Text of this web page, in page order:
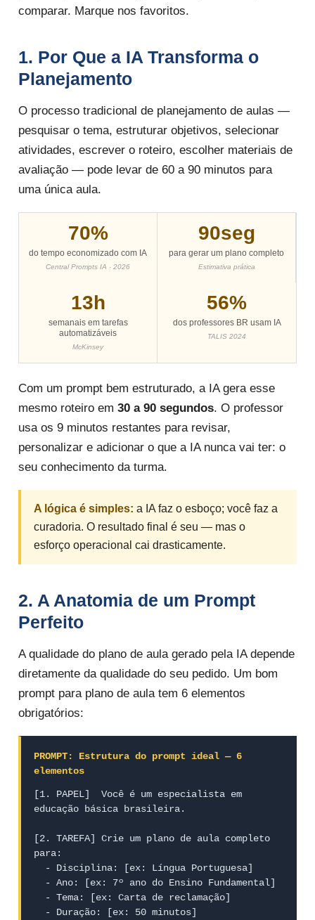
comparar. Marque nos favoritos.
1. Por Que a IA Transforma o
Planejamento
O processo tradicional de planejamento de aulas —
pesquisar o tema, estruturar objetivos, selecionar
atividades, escrever o roteiro, escolher materiais de
avaliação — pode levar de 60 a 90 minutos para
uma única aula.
70%
do tempo economizado com IA
Central Prompts IA · 2026
90seg
para gerar um plano completo
Estimativa prática
13h
semanais em tarefas
automatizáveis
McKinsey
56%
dos professores BR usam IA
TALIS 2024
Com um prompt bem estruturado, a IA gera esse
mesmo roteiro em 30 a 90 segundos. O professor
usa os 9 minutos restantes para revisar,
personalizar e adicionar o que a IA nunca vai ter: o
seu conhecimento da turma.
A lógica é simples: a IA faz o esboço; você faz a
curadoria. O resultado final é seu — mas o
esforço operacional cai drasticamente.
2. A Anatomia de um Prompt
Perfeito
A qualidade do plano de aula gerado pela IA depende
diretamente da qualidade do seu pedido. Um bom
prompt para plano de aula tem 6 elementos
obrigatórios:
PROMPT: Estrutura do prompt ideal — 6
elementos
[1. PAPEL]  Você é um especialista em
educação básica brasileira.
[2. TAREFA] Crie um plano de aula completo
para: